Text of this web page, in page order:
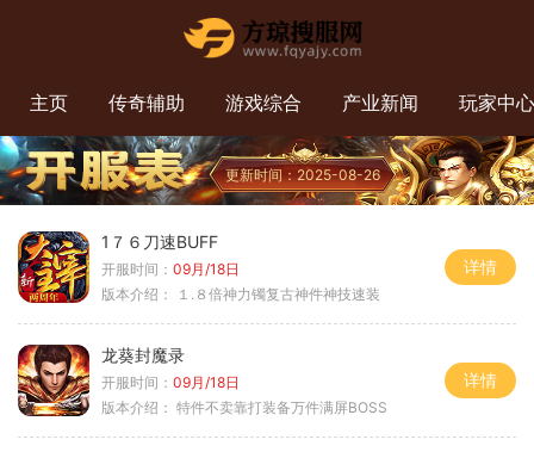
主页 传奇辅助 游戏综合 产业新闻 玩家中心
更新时间：2025-08-26
1７６刀速BUFF
开服时间： 09月/18日
版本介绍：
１.８倍神力镯复古神件神技速装
详情
龙葵封魔录
开服时间： 09月/18日
版本介绍： 特件不卖靠打装备万件满屏BOSS
详情